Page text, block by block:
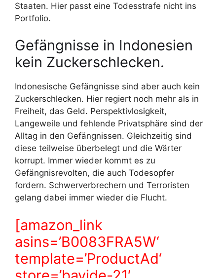
Staaten. Hier passt eine Todesstrafe nicht ins
Portfolio.
Gefängnisse in Indonesien
kein Zuckerschlecken.
Indonesische Gefängnisse sind aber auch kein
Zuckerschlecken. Hier regiert noch mehr als in
Freiheit, das Geld. Perspektivlosigkeit,
Langeweile und fehlende Privatsphäre sind der
Alltag in den Gefängnissen. Gleichzeitig sind
diese teilweise überbelegt und die Wärter
korrupt. Immer wieder kommt es zu
Gefängnisrevolten, die auch Todesopfer
fordern. Schwerverbrechern und Terroristen
gelang dabei immer wieder die Flucht.
[amazon_link
asins=’B0083FRA5W‘
template=’ProductAd‘